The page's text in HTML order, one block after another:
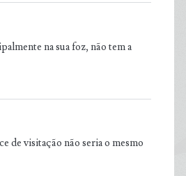
na sua foz, não tem a
de visitação não seria o mesmo